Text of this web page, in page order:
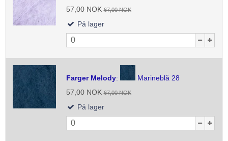
57,00 NOK 67,00 NOK
På lager
Farger Melody:
Marineblå 28
57,00 NOK 67,00 NOK
På lager